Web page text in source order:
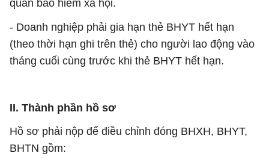
quan bảo hiểm xã hội.
- Doanh nghiệp phải gia hạn thẻ BHYT hết hạn
(theo thời hạn ghi trên thẻ) cho người lao động vào
tháng cuối cùng trước khi thẻ BHYT hết hạn.
II. Thành phần hồ sơ
Hồ sơ phải nộp để điều chỉnh đóng BHXH, BHYT,
BHTN gồm: